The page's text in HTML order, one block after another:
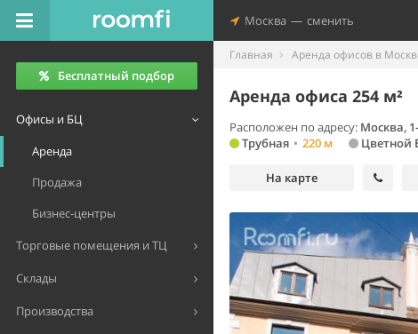
Москва — сменить
Бесплатный подбор
Офисы и БЦ
Аренда
Продажа
Бизнес-центры
Торговые помещения и ТЦ
Склады
Производства
Главная Аренда офисов в
Аренда офиса 254 м²
Расположен по адресу: Москва,
Трубная • 220 м Цветной
На карте